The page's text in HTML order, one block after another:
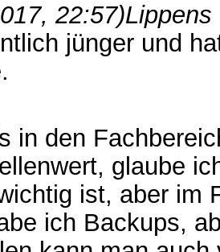
22:57)
jünger und
in den
glaube
ist, aber im
ich Backups,